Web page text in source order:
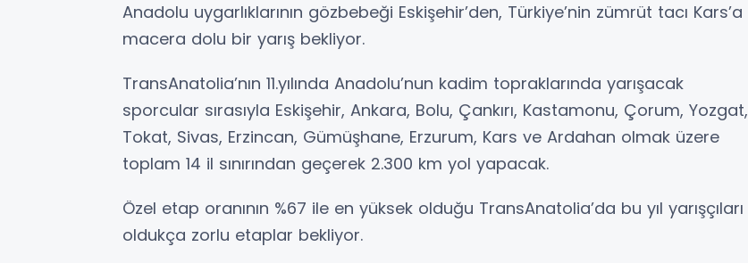
Anadolu uygarlıklarının gözbebeği Eskişehir’den, Türkiye’nin zümrüt tacı Kars’a
macera dolu bir yarış bekliyor.
TransAnatolia’nın 11.yılında Anadolu’nun kadim topraklarında yarışacak
sporcular sırasıyla Eskişehir, Ankara, Bolu, Çankırı, Kastamonu, Çorum, Yozgat,
Tokat, Sivas, Erzincan, Gümüşhane, Erzurum, Kars ve Ardahan olmak üzere
toplam 14 il sınırından geçerek 2.300 km yol yapacak.
Özel etap oranının %67 ile en yüksek olduğu TransAnatolia’da bu yıl yarışçıları
oldukça zorlu etaplar bekliyor.